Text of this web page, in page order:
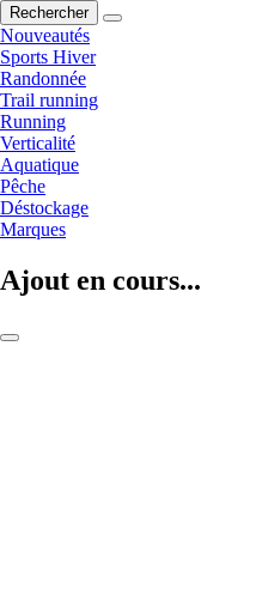
Rechercher
Nouveautés
Sports Hiver
Randonnée
Trail running
Running
Verticalité
Aquatique
Pêche
Déstockage
Marques
Ajout en cours...